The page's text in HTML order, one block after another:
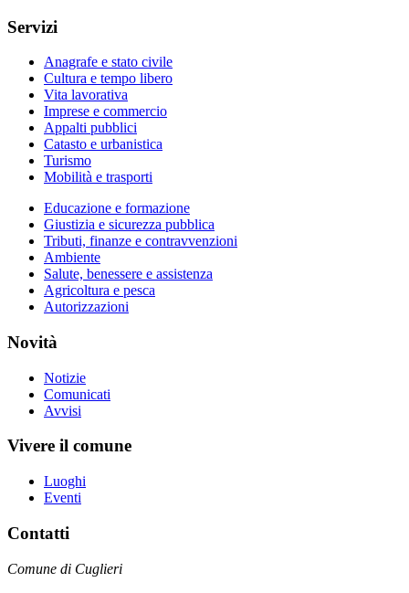
Servizi
Anagrafe e stato civile
Cultura e tempo libero
Vita lavorativa
Imprese e commercio
Appalti pubblici
Catasto e urbanistica
Turismo
Mobilità e trasporti
Educazione e formazione
Giustizia e sicurezza pubblica
Tributi, finanze e contravvenzioni
Ambiente
Salute, benessere e assistenza
Agricoltura e pesca
Autorizzazioni
Novità
Notizie
Comunicati
Avvisi
Vivere il comune
Luoghi
Eventi
Contatti
Comune di Cuglieri